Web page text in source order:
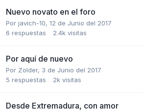
Nuevo novato en el foro
Por javich-10, 12 de Junio del 2017
6 respuestas 2.4k visitas
Por aquí de nuevo
Por Zolder, 3 de Junio del 2017
5 respuestas 2k visitas
Desde Extremadura, con amor